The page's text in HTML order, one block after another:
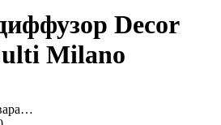
Decor
Milano